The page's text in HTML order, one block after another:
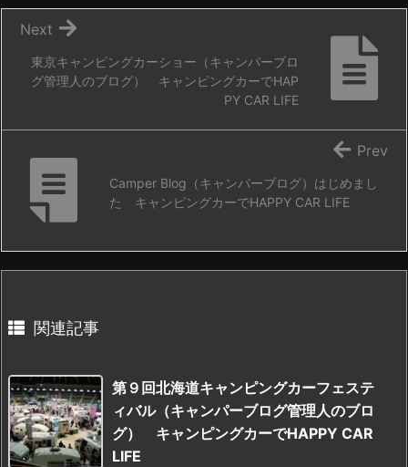
東京キャンピングカーショー（キャンパーブロ
グ管理人のブログ） キャンピングカーでHAP
PY CAR LIFE
Next
Camper Blog（キャンパーブログ）はじめまし
た キャンピングカーでHAPPY CAR LIFE
Prev
関連記事
第９回北海道キャンピングカーフェステ
ィバル（キャンパーブログ管理人のブロ
グ） キャンピングカーでHAPPY CAR
LIFE